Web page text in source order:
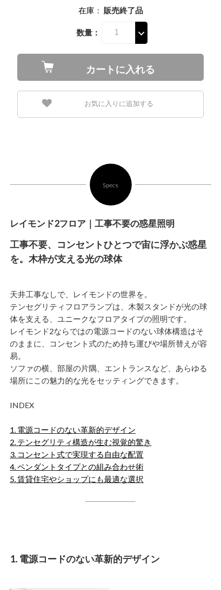
在庫： 販売終了品
数量：
カートに入れる
お気に入りに追加する
Specs
レイモンド2フロア｜工事不要の惑星照明
工事不要、コンセントひとつで宙に浮かぶ惑星
を。木枠が支える光の球体
天井工事なしで、レイモンドの世界を。
テンセグリティフロアランプは、木製スタンドが光の球
体を支える、ユニークなフロアタイプの照明です。
レイモンド2ならではの電源コードのない球体構造はそ
のままに、コンセント式のため持ち運びや場所替えが容
易。
ソファの横、部屋の片隅、エントランスなど、あらゆる
場所にこの魅力的な光をセッティングできます。
INDEX
1. 電源コードのない革新的デザイン
2. テンセグリティ構造が生む視覚的驚き
3. コンセント式で実現する自由な配置
4. ペンダントタイプとの組み合わせ術
5. 賃貸住宅やショップにも最適な選択
1. 電源コードのない革新的デザイン